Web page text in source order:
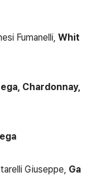
Fumanelli, Whit
Chardonnay,
Giuseppe, Ga